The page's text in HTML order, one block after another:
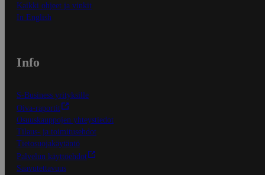
Kaikki ohjeet ja vinkit
In English
Info
S-Business yrityksille
Oiva-raportit
Osuuskauppojen yhteystiedot
Tilaus- ja toimitusehdot
Tietosuojakäytäntö
Palvelun käyttöehdot
Saavutettavuus